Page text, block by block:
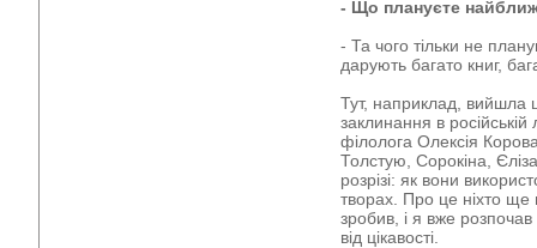
- Що плануєте
- Та чого тільки не
дарують багато книг,
Тут, наприклад, вийшла
заклинання в російській
філолога Олексія
Толстую, Сорокіна,
розрізі: як вони
творах. Про це ніхто
зробив, і я вже
від цікавості.